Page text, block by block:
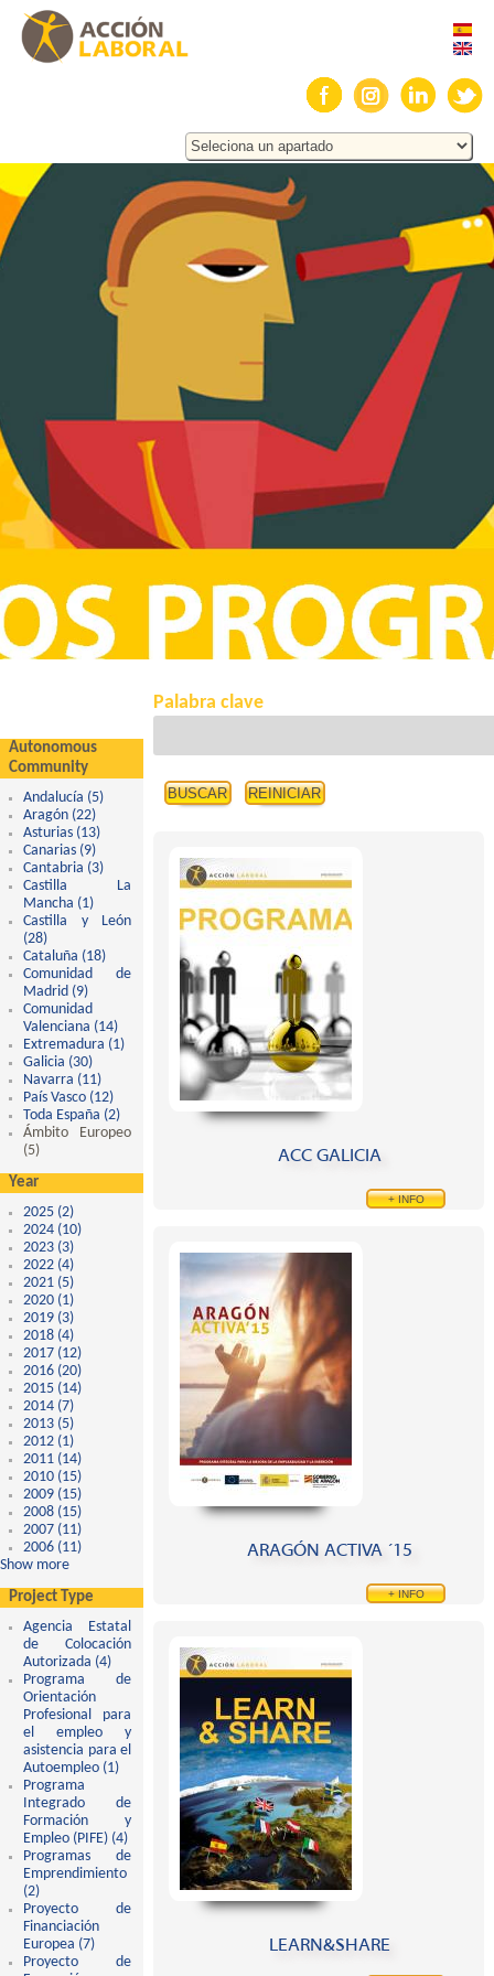
Palabra clave
ACC GALICIA
+ INFO
ARAGÓN ACTIVA ´15
+ INFO
LEARN&SHARE
Autonomous
Community
Andalucía (5) Apply Andalucía filter
Aragón (22)
Asturias (13)
Canarias (9)
Cantabria (3) Apply Cantabria filter
Castilla La
Mancha (1) Apply Castilla La Mancha filter
Castilla y León
(28) Apply Castilla y León filter
Cataluña (18) Apply Cataluña filter
Comunidad de
Madrid (9) Apply Comunidad de Madrid filter
Comunidad
Valenciana (14) Apply Comunidad Valenciana filter
Extremadura (1) Apply Extremadura filter
Galicia (30) Apply Galicia filter
Navarra (11) Apply Navarra filter
País Vasco (12) Apply País Vasco filter
Toda España (2) Apply Toda España filter
Ámbito Europeo
(5)
Year
2025 (2)
2024 (10)
2023 (3)
2022 (4)
2021 (5)
2020 (1)
2019 (3)
2018 (4)
2017 (12)
2016 (20)
2015 (14) Apply 2015 filter
2014 (7)
2013 (5)
2012 (1)
2011 (14) Apply 2011 filter
2010 (15)
2009 (15)
2008 (15)
2007 (11)
2006 (11)
Show more
Project Type
Agencia Estatal
de Colocación
Autorizada (4) Apply Agencia Estatal de Colocación Autorizada filter
Programa de
Orientación
Profesional para
el empleo y
asistencia para el
Autoempleo (1) Apply Programa de Orientación Profesional para el empleo y
asistencia para el Autoempleo filter
Programa
Integrado de
Formación y
Empleo (PIFE) (4) Apply Programa Integrado de Formación y Empleo (PIFE)
filter
Programas de
Emprendimiento
(2) Apply Programas de Emprendimiento filter
Proyecto de
Financiación
Europea (7) Apply Proyecto de Financiación Europea filter
Proyecto de